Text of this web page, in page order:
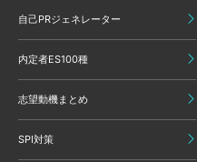
自己PRジェネレーター
内定者ES100種
志望動機まとめ
SPI対策